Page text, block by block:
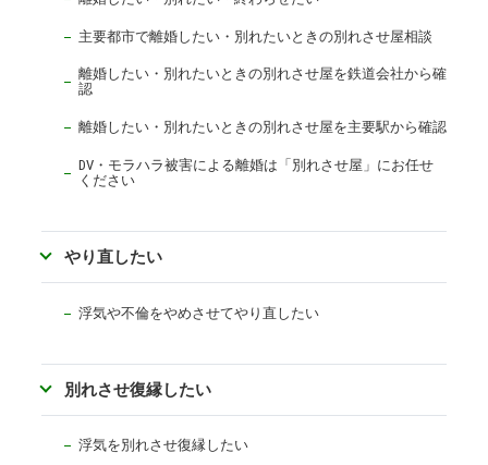
主要都市で離婚したい・別れたいときの別れさせ屋相談
離婚したい・別れたいときの別れさせ屋を鉄道会社から確
認
離婚したい・別れたいときの別れさせ屋を主要駅から確認
DV・モラハラ被害による離婚は「別れさせ屋」にお任せ
ください
やり直したい
浮気や不倫をやめさせてやり直したい
別れさせ復縁したい
浮気を別れさせ復縁したい